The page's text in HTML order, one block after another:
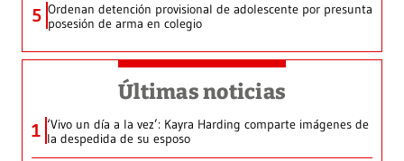
5 Ordenan detención provisional de adolescente por presunta
posesión de arma en colegio
Últimas noticias
1 ‘Vivo un día a la vez’: Kayra Harding comparte imágenes de
la despedida de su esposo